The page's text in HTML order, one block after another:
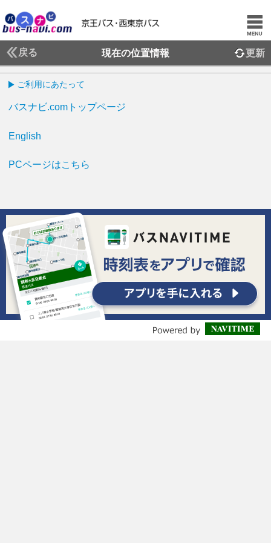
戻る 現在の位置情報 更新
ご利用にあたって
バスナビ.comトップページ
English
PCページはこちら